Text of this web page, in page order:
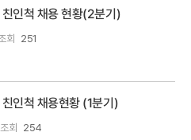
인척 채용 현황(2분기)
회 251
인척 채용현황 (1분기)
조회 254